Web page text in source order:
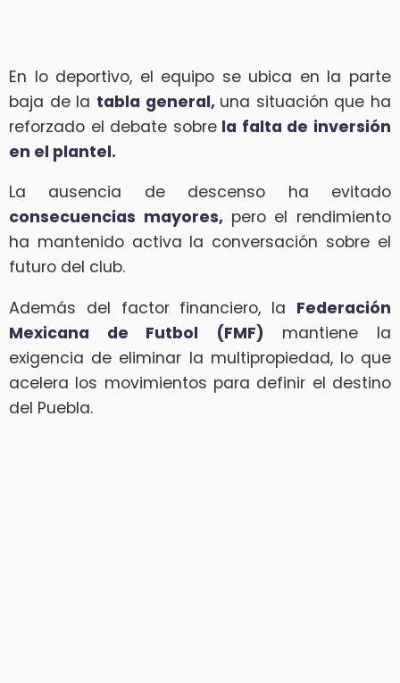
En lo deportivo, el equipo se ubica en la parte
baja de la tabla general, una situación que ha
reforzado el debate sobrela falta de inversión
en el plantel.
La ausencia de descenso ha evitado
consecuencias mayores, pero el rendimiento
ha mantenido activa la conversación sobre el
futuro del club.
Además del factor financiero, la Federación
Mexicana de Futbol (FMF) mantiene la
exigencia de eliminar la multipropiedad, lo que
acelera los movimientos para definir el destino
del Puebla.